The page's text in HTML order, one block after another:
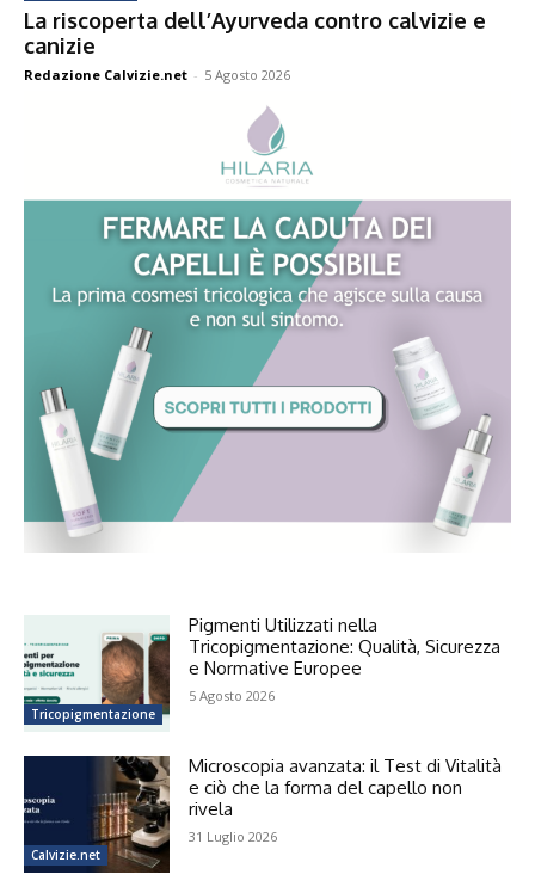
La riscoperta dell’Ayurveda contro calvizie e
canizie
Redazione Calvizie.net - 5 Agosto 2026
Tricopigmentazione
Pigmenti Utilizzati nella
Tricopigmentazione: Qualità, Sicurezza
e Normative Europee
5 Agosto 2026
Calvizie.net
Microscopia avanzata: il Test di Vitalità
e ciò che la forma del capello non
rivela
31 Luglio 2026